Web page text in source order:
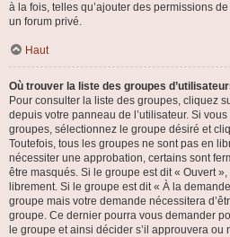
à la fois, telles qu’ajouter des permissions
un forum privé.
Haut
Où trouver la liste des groupes
Pour consulter la liste des groupes, cliquez
depuis votre panneau de l’utilisateur. Si
groupes, sélectionnez le groupe désiré et
Toutefois, tous les groupes ne sont pas en
nécessiter une approbation, certains sont
être masqués. Si le groupe est dit « Ouvert
librement. Si le groupe est dit « À la
groupe mais votre demande nécessitera
groupe. Ce dernier pourra vous demander
le groupe et ainsi décider s’il approuvera ou